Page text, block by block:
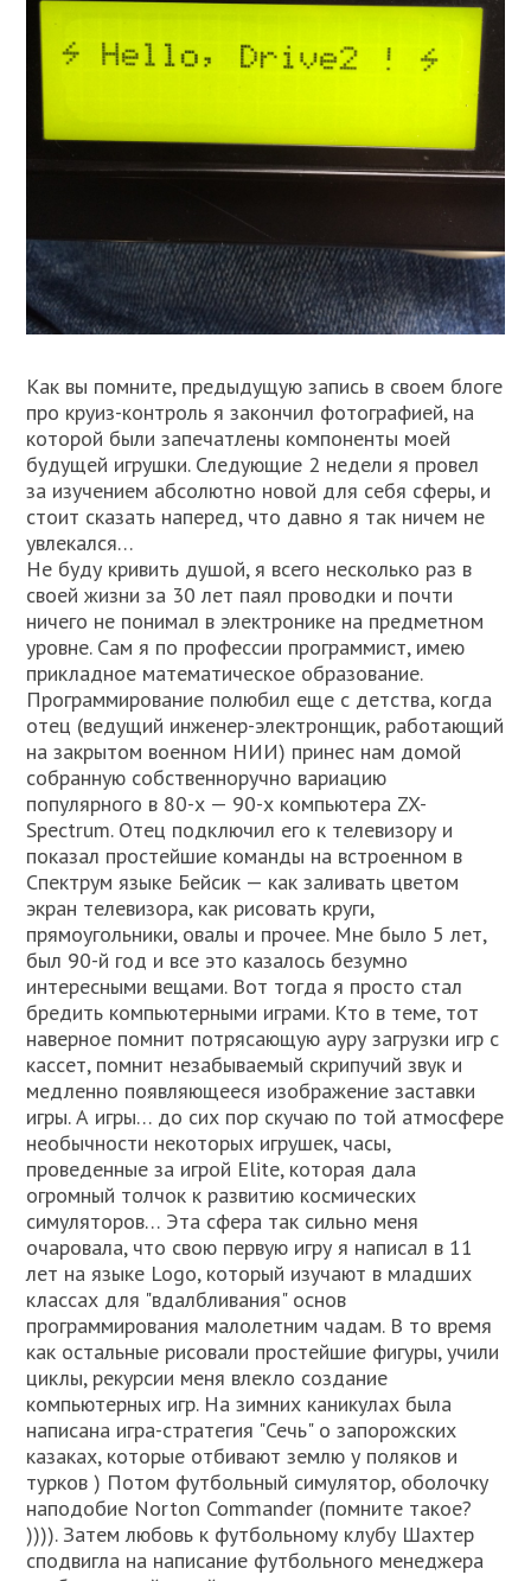
Как вы помните, предыдущую запись в своем блоге
про круиз-контроль я закончил фотографией, на
которой были запечатлены компоненты моей
будущей игрушки. Следующие 2 недели я провел
за изучением абсолютно новой для себя сферы, и
стоит сказать наперед, что давно я так ничем не
увлекался…
Не буду кривить душой, я всего несколько раз в
своей жизни за 30 лет паял проводки и почти
ничего не понимал в электронике на предметном
уровне. Сам я по профессии программист, имею
прикладное математическое образование.
Программирование полюбил еще с детства, когда
отец (ведущий инженер-электронщик, работающий
на закрытом военном НИИ) принес нам домой
собранную собственноручно вариацию
популярного в 80-х — 90-х компьютера ZX-
Spectrum. Отец подключил его к телевизору и
показал простейшие команды на встроенном в
Спектрум языке Бейсик — как заливать цветом
экран телевизора, как рисовать круги,
прямоугольники, овалы и прочее. Мне было 5 лет,
был 90-й год и все это казалось безумно
интересными вещами. Вот тогда я просто стал
бредить компьютерными играми. Кто в теме, тот
наверное помнит потрясающую ауру загрузки игр с
кассет, помнит незабываемый скрипучий звук и
медленно появляющееся изображение заставки
игры. А игры… до сих пор скучаю по той атмосфере
необычности некоторых игрушек, часы,
проведенные за игрой Elite, которая дала
огромный толчок к развитию космических
симуляторов… Эта сфера так сильно меня
очаровала, что свою первую игру я написал в 11
лет на языке Logo, который изучают в младших
классах для "вдалбливания" основ
программирования малолетним чадам. В то время
как остальные рисовали простейшие фигуры, учили
циклы, рекурсии меня влекло создание
компьютерных игр. На зимних каникулах была
написана игра-стратегия "Сечь" о запорожских
казаках, которые отбивают землю у поляков и
турков ) Потом футбольный симулятор, оболочку
наподобие Norton Commander (помните такое?
)))). Затем любовь к футбольному клубу Шахтер
сподвигла на написание футбольного менеджера